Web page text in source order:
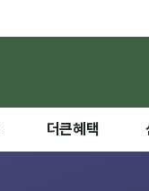
더큰혜택